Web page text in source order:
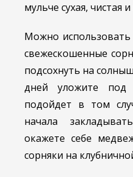
мульче сухая, чистая
Можно
свежескошенные
подсохнуть на
дней уложите под
подойдет в том
начала
окажете себе
сорняки на